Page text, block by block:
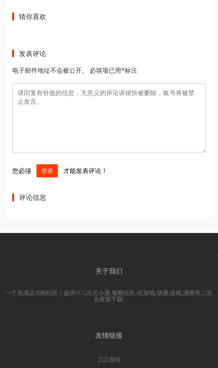
猜你喜欢
发表评论
电子邮件地址不会被公开。 必填项已用*标注
您必须 登录 才能发表评论！
评论信息
关于我们
一个充满活力的社区！提供ACG次元小屋,海阁社区,i社游戏,动漫,游戏,漫画等二次
元资源下载!
友情链接
工口游戏